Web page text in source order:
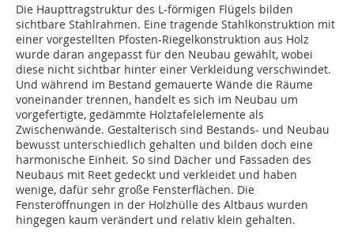
Die Haupttragstruktur des L-förmigen Flügels bilden
sichtbare Stahlrahmen. Eine tragende Stahlkonstruktion mit
einer vorgestellten Pfosten-Riegelkonstruktion aus Holz
wurde daran angepasst für den Neubau gewählt, wobei
diese nicht sichtbar hinter einer Verkleidung verschwindet.
Und während im Bestand gemauerte Wände die Räume
voneinander trennen, handelt es sich im Neubau um
vorgefertigte, gedämmte Holztafelelemente als
Zwischenwände. Gestalterisch sind Bestands- und Neubau
bewusst unterschiedlich gehalten und bilden doch eine
harmonische Einheit. So sind Dächer und Fassaden des
Neubaus mit Reet gedeckt und verkleidet und haben
wenige, dafür sehr große Fensterflächen. Die
Fensteröffnungen in der Holzhülle des Altbaus wurden
hingegen kaum verändert und relativ klein gehalten.